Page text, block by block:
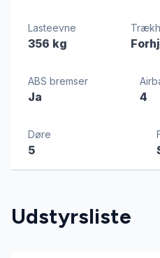
Lasteevne
356 kg
ABS bremser
Ja 4
Døre
5
Udstyrsliste